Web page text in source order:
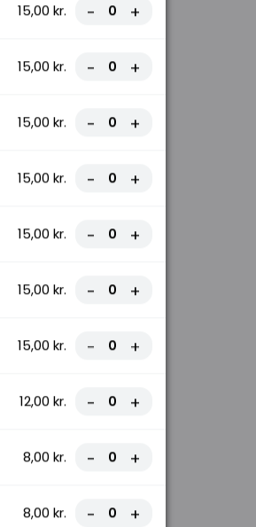
15,00 kr. - +
15,00 kr. - +
15,00 kr. - +
15,00 kr. - +
15,00 kr. - +
15,00 kr. - +
15,00 kr. - +
12,00 kr. - +
8,00 kr. - +
8,00 kr. - +